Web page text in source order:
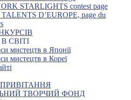
STARLIGHTS contest page
D’EUROPE, page du
СВІТІ
мистецтв в Японії
мистецтв в Кореї
ТВОРЧИЙ ФОНД